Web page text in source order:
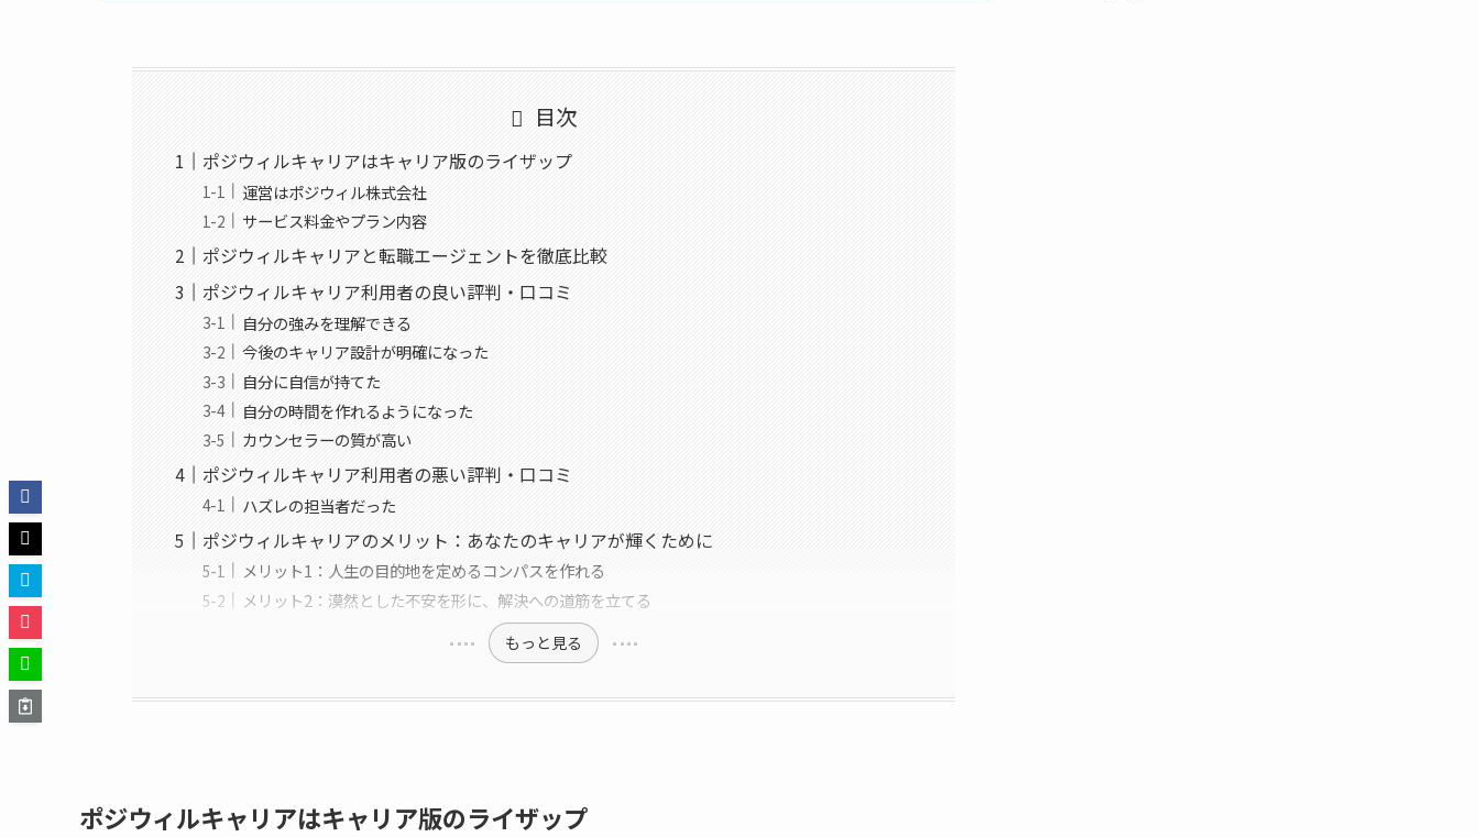
目次
ポジウィルキャリアはキャリア版のライザップ
運営はポジウィル株式会社
サービス料金やプラン内容
ポジウィルキャリアと転職エージェントを徹底比較
ポジウィルキャリア利用者の良い評判・口コミ
自分の強みを理解できる
今後のキャリア設計が明確になった
自分に自信が持てた
自分の時間を作れるようになった
カウンセラーの質が高い
ポジウィルキャリア利用者の悪い評判・口コミ
ハズレの担当者だった
ポジウィルキャリアのメリット：あなたのキャリアが輝くために
メリット1：人生の目的地を定めるコンパスを作れる
メリット2：漠然とした不安を形に、解決への道筋を立てる
もっと見る
ポジウィルキャリアはキャリア版のライザップ